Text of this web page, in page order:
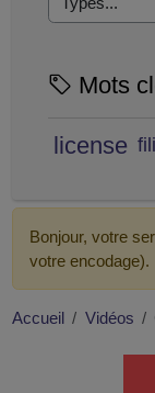
Mots
license
Bonjour, votre
votre encodage).
Accueil Vidéos